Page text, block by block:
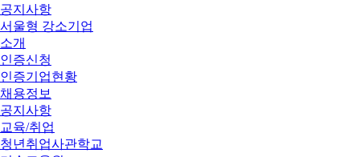
공지사항
서울형 강소기업
소개
인증신청
인증기업현황
채용정보
공지사항
교육/취업
청년취업사관학교